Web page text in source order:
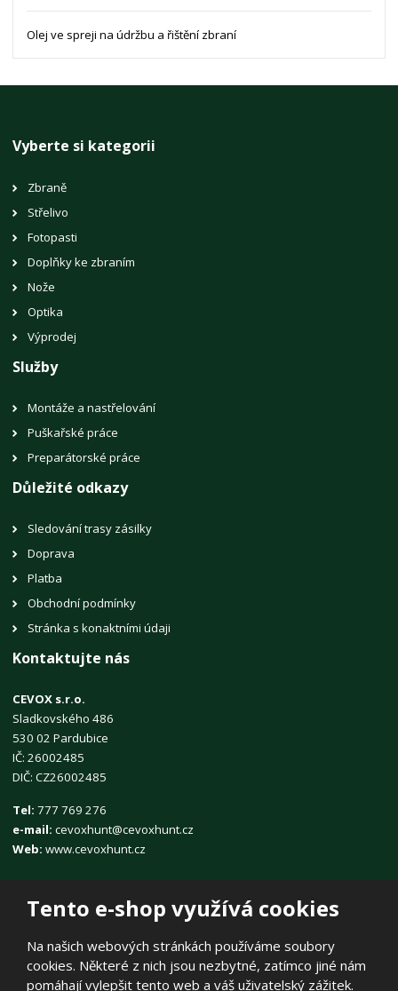
Tento e-shop využívá cookies
Na našich webových stránkách používáme soubory
cookies. Některé z nich jsou nezbytné, zatímco jiné nám
pomáhají vylepšit tento web a váš uživatelský zážitek.
Olej ve spreji na údržbu a řištění zbraní
Vyberte si kategorii
Zbraně
Střelivo
Fotopasti
Doplňky ke zbraním
Nože
Optika
Výprodej
Služby
Montáže a nastřelování
Puškařské práce
Preparátorské práce
Důležité odkazy
Sledování trasy zásilky
Doprava
Platba
Obchodní podmínky
Stránka s konaktními údaji
Kontaktujte nás
CEVOX s.r.o.
Sladkovského 486
530 02 Pardubice
IČ: 26002485
DIČ: CZ26002485
Tel:777 769 276
e-mail: cevoxhunt@cevoxhunt.cz
Web: www.cevoxhunt.cz
© 2026, CEVOX s.r.o.